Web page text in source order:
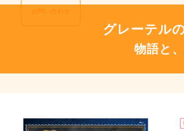
お問い合わせ
グレーテル
物語と